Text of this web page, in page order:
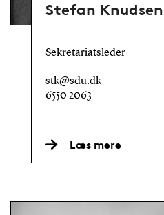
Stefan Knudsen
Sekretariatsleder
stk@sdu.dk
6550 2063
Læs mere